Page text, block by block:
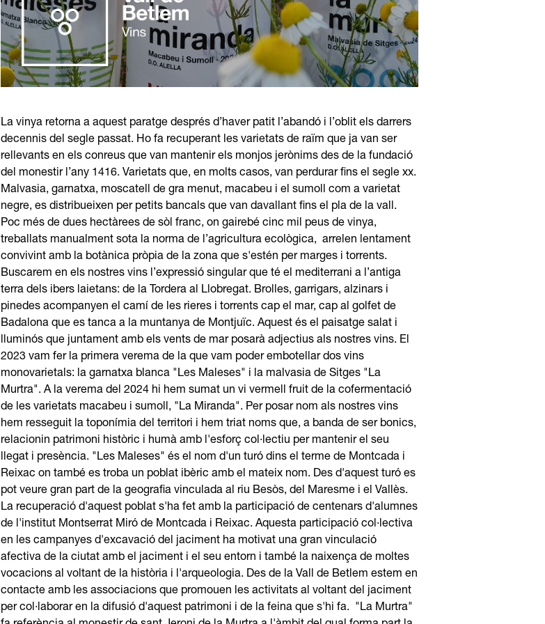
La vinya retorna a aquest paratge després d’haver patit l’abandó i l’oblit els darrers
decennis del segle passat. Ho fa recuperant les varietats de raïm que ja van ser
rellevants en els conreus que van mantenir els monjos jerònims des de la fundació
del monestir l’any 1416. Varietats que, en molts casos, van perdurar fins el segle xx.
Malvasia, garnatxa, moscatell de gra menut, macabeu i el sumoll com a varietat
negre, es distribueixen per petits bancals que van davallant fins el pla de la vall.
Poc més de dues hectàrees de sòl franc, on gairebé cinc mil peus de vinya,
treballats manualment sota la norma de l’agricultura ecològica, arrelen lentament
convivint amb la botànica pròpia de la zona que s'estén per marges i torrents.
Buscarem en els nostres vins l’expressió singular que té el mediterrani a l’antiga
terra dels ibers laietans: de la Tordera al Llobregat. Brolles, garrigars, alzinars i
pinedes acompanyen el camí de les rieres i torrents cap el mar, cap al golfet de
Badalona que es tanca a la muntanya de Montjuïc. Aquest és el paisatge salat i
lluminós que juntament amb els vents de mar posarà adjectius als nostres vins. El
2023 vam fer la primera verema de la que vam poder embotellar dos vins
monovarietals: la garnatxa blanca "Les Maleses" i la malvasia de Sitges "La
Murtra". A la verema del 2024 hi hem sumat un vi vermell fruit de la cofermentació
de les varietats macabeu i sumoll, "La Miranda". Per posar nom als nostres vins
hem resseguit la toponímia del territori i hem triat noms que, a banda de ser bonics,
relacionin patrimoni històric i humà amb l'esforç col·lectiu per mantenir el seu
llegat i presència. "Les Maleses" és el nom d'un turó dins el terme de Montcada i
Reixac on també es troba un poblat ibèric amb el mateix nom. Des d'aquest turó es
pot veure gran part de la geografia vinculada al riu Besòs, del Maresme i el Vallès.
La recuperació d'aquest poblat s'ha fet amb la participació de centenars d'alumnes
de l'institut Montserrat Miró de Montcada i Reixac. Aquesta participació col·lectiva
en les campanyes d'excavació del jaciment ha motivat una gran vinculació
afectiva de la ciutat amb el jaciment i el seu entorn i també la naixença de moltes
vocacions al voltant de la història i l'arqueologia. Des de la Vall de Betlem estem en
contacte amb les associacions que promouen les activitats al voltant del jaciment
per col·laborar en la difusió d'aquest patrimoni i de la feina que s'hi fa. "La Murtra"